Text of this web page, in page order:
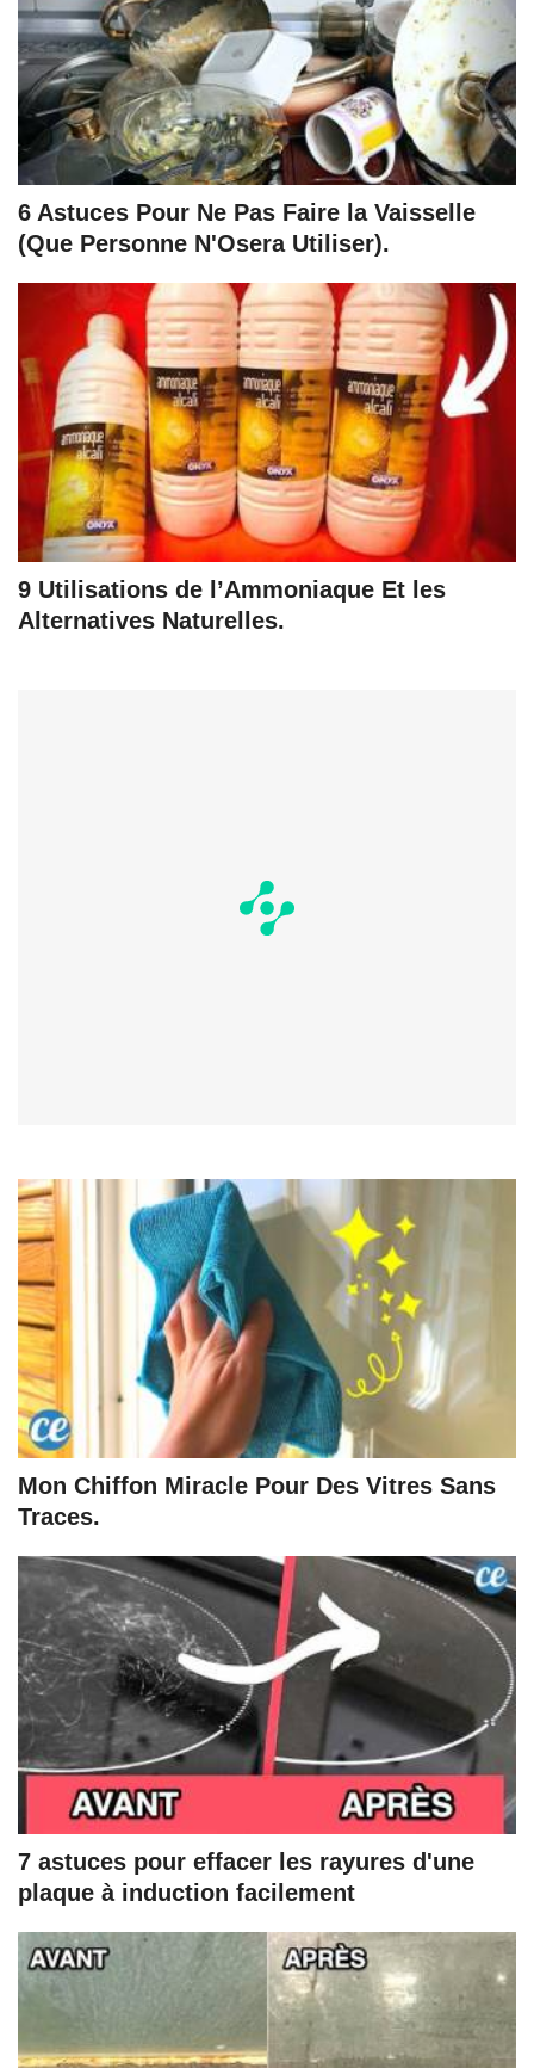
6 Astuces Pour Ne Pas Faire la Vaisselle
(Que Personne N'Osera Utiliser).
9 Utilisations de l’Ammoniaque Et les
Alternatives Naturelles.
Mon Chiffon Miracle Pour Des Vitres Sans
Traces.
7 astuces pour effacer les rayures d'une
plaque à induction facilement